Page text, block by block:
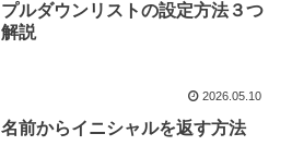
プルダウンリストの設定方法３つ
解説
2026.05.10
名前からイニシャルを返す方法